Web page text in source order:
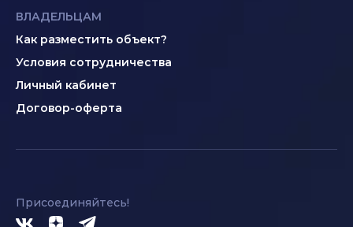
ВЛАДЕЛЬЦАМ
Как разместить объект?
Условия сотрудничества
Личный кабинет
Договор-оферта
Присоединяйтесь!